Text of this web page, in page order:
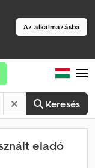
Az alkalmazásba
Keresés
eladó